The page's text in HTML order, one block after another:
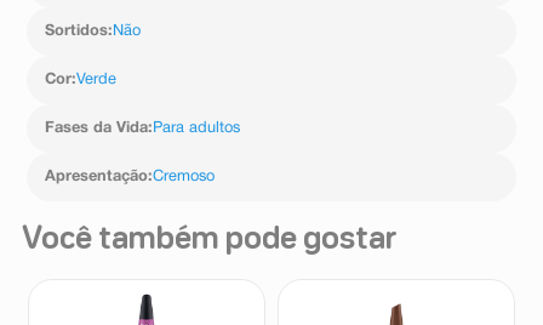
Sortidos: Não
Cor:Verde
Fases da Vida: Para adultos
Apresentação:Cremoso
Você também pode gostar